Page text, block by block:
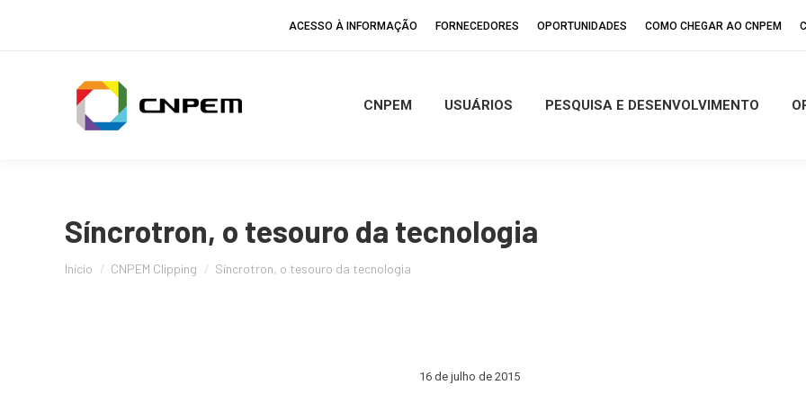
ACESSO À INFORMAÇÃO FORNECEDORES OPORTUNIDADES COMO CHEGAR AO CNPEM
CNPEM USUÁRIOS PESQUISA E DESENVOLVIMENTO
Síncrotron, o tesouro da tecnologia
Início CNPEM Clipping Síncrotron, o tesouro da tecnologia
16 de julho de 2015